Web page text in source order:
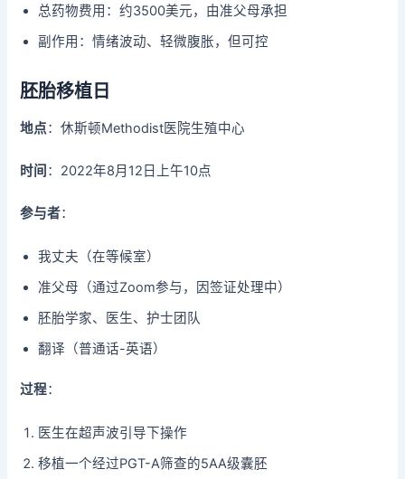
总药物费用：约3500美元，由准父母承担
副作用：情绪波动、轻微腹胀，但可控
胚胎移植日
地点：休斯顿Methodist医院生殖中心
时间 ：2022年8月12日上午10点
参与者：
我丈夫（在等候室）
准父母（通过Zoom参与，因签证处理中）
胚胎学家、医生、护士团队
翻译（普通话-英语）
过程：
医生在超声波引导下操作
移植一个经过PGT-A筛查的5AA级囊胚